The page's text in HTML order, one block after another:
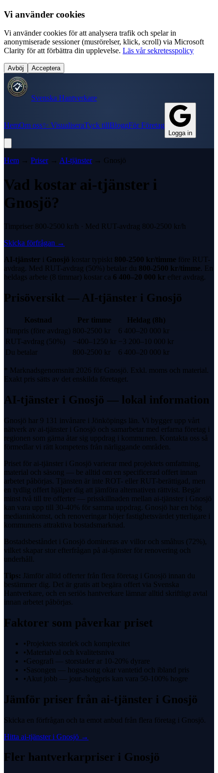
Vi använder cookies
Vi använder cookies för att analysera trafik och spelar in
anonymiserade sessioner (musrörelser, klick, scroll) via Microsoft
Clarity för att förbättra din upplevelse. Läs vår sekretesspolicy
Avböj Acceptera
Svenska Hantverkare
HemOm oss✨ VisualiseraTyck tillBloggFör Företag
Logga in
Hem → Priser→ AI-tjänster→ Gnosjö
Vad kostar ai-tjänster i
Gnosjö?
Timpriser 800-2500 kr/h · Med RUT-avdrag 800-2500 kr/h
Skicka förfrågan →
AI-tjänster i Gnosjö kostar typiskt 800-2500 kr/timme före RUT-
avdrag. Med RUT-avdrag ( 50% ) betalar du 800-2500 kr/timme. En
heldags arbete (8 timmar) kostar ca 6 400–20 000 kr efter avdrag.
Prisöversikt —AI-tjänster i Gnosjö
Kostnad Per timme
Heldag (8h)
Timpris (före avdrag) 800-2500 kr 6 400–20 000 kr
RUT-avdrag (50%) −400– 1250 kr −3 200– 10 000 kr
Du betalar
800-2500 kr 6 400–20 000 kr
* Marknadsgenomsnitt 2026 för Gnosjö. Exkl. moms och material.
Exakt pris sätts av det enskilda företaget.
AI-tjänster i Gnosjö — lokal information
Gnosjö har 9 131 invånare i Jönköpings län. Vi bygger upp vårt
nätverk av ai-tjänster i Gnosjö och samarbetar med erfarna företag i
regionen som gärna åtar sig uppdrag i kommunen. Kontakta oss så
förmedlar vi rätt kompetens från närliggande områden.
Priset för ai-tjänster i Gnosjö varierar med projektets omfattning,
material och säsong — be alltid om en specificerad offert innan
arbetet påbörjas. Tjänsten är inte ROT- eller RUT-berättigad, men
en tydlig offert hjälper dig att jämföra alternativen rättvist. Begär
minst två till tre offerter — prisskillnaden mellan ai-tjänster i Gnosjö
kan vara upp till 30-40% för samma uppdrag. Gnosjö har en hög
medianinkomst, och renoveringar höjer fastighetsvärdet ytterligare i
kommunens attraktiva bostadsmarknad.
Bostadsbeståndet i Gnosjö domineras av villor och småhus (72%),
vilket skapar stor efterfrågan på ai-tjänster för renovering och
underhåll.
Tips: Jämför alltid offerter från flera företag i Gnosjö innan du
bestämmer dig. Det är gratis att begära offert via Svenska
Hantverkare, och en seriös hantverkare lämnar alltid skriftligt avtal
innan arbetet påbörjas.
Faktorer som påverkar priset
• Projektets storlek och komplexitet
• Materialval och kvalitetsniva
•Geografi — storstader ar 10-20% dyrare
•Sasongen — hogsasong okar vantetid och ibland pris
• Akut jobb — jour-/helgpris kan vara 50-100% hogre
Jämför priser från ai-tjänster i Gnosjö
Skicka en förfrågan och ta emot anbud från flera företag i Gnosjö.
Hitta ai-tjänsteri Gnosjö →
Fler hantverkarpriser i Gnosjö